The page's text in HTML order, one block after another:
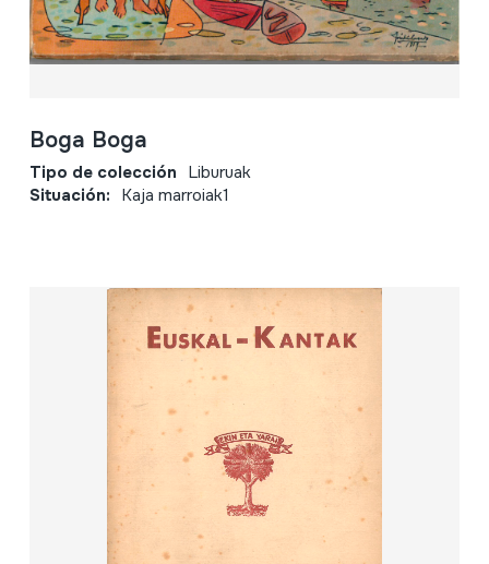
Boga Boga
Tipo de colección Liburuak
Situación: Kaja marroiak1